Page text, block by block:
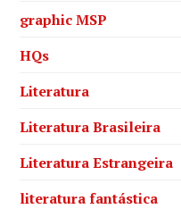
graphic MSP
HQs
Literatura
Literatura Brasileira
Literatura Estrangeira
literatura fantástica